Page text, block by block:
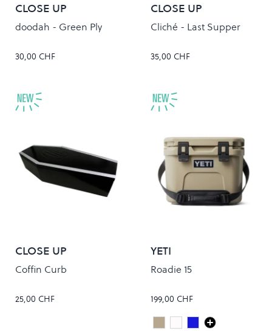
CLOSE UP
doodah - Green Ply
30,00 CHF
CLOSE UP
Cliché - Last Supper
35,00 CHF
CLOSE UP
Coffin Curb
25,00 CHF
YETI
Roadie 15
199,00 CHF
TanwhiteRoyal Blue